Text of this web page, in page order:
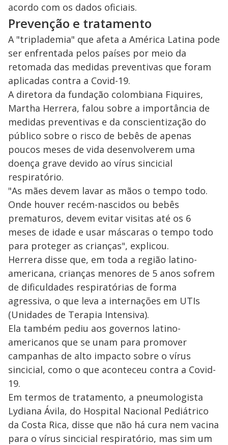
acordo com os dados oficiais.
Prevenção e tratamento
A "triplademia" que afeta a América Latina pode
ser enfrentada pelos países por meio da
retomada das medidas preventivas que foram
aplicadas contra a Covid-19.
A diretora da fundação colombiana Fiquires,
Martha Herrera, falou sobre a importância de
medidas preventivas e da conscientização do
público sobre o risco de bebês de apenas
poucos meses de vida desenvolverem uma
doença grave devido ao vírus sincicial
respiratório.
"As mães devem lavar as mãos o tempo todo.
Onde houver recém-nascidos ou bebês
prematuros, devem evitar visitas até os 6
meses de idade e usar máscaras o tempo todo
para proteger as crianças", explicou.
Herrera disse que, em toda a região latino-
americana, crianças menores de 5 anos sofrem
de dificuldades respiratórias de forma
agressiva, o que leva a internações em UTIs
(Unidades de Terapia Intensiva).
Ela também pediu aos governos latino-
americanos que se unam para promover
campanhas de alto impacto sobre o vírus
sincicial, como o que aconteceu contra a Covid-
19.
Em termos de tratamento, a pneumologista
Lydiana Ávila, do Hospital Nacional Pediátrico
da Costa Rica, disse que não há cura nem vacina
para o vírus sincicial respiratório, mas sim um